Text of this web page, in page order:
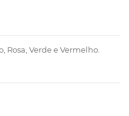
Rosa, Verde e Vermelho.